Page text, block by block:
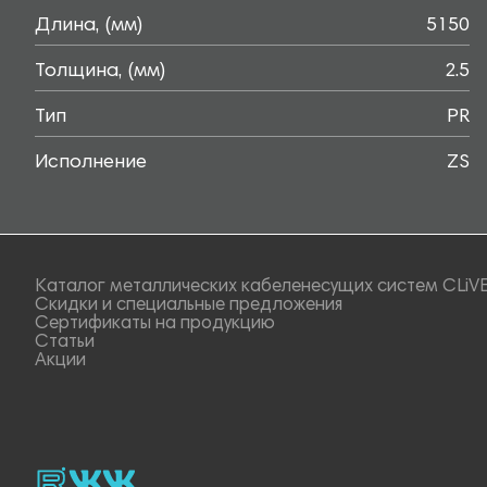
Длина, (мм) 5150
Толщина, (мм) 2.5
Тип PR
Исполнение ZS
Каталог металлических кабеленесущих систем
Скидки и специальные предложения
Сертификаты на продукцию
Статьи
Акции
rutubevk_video.
Vk.